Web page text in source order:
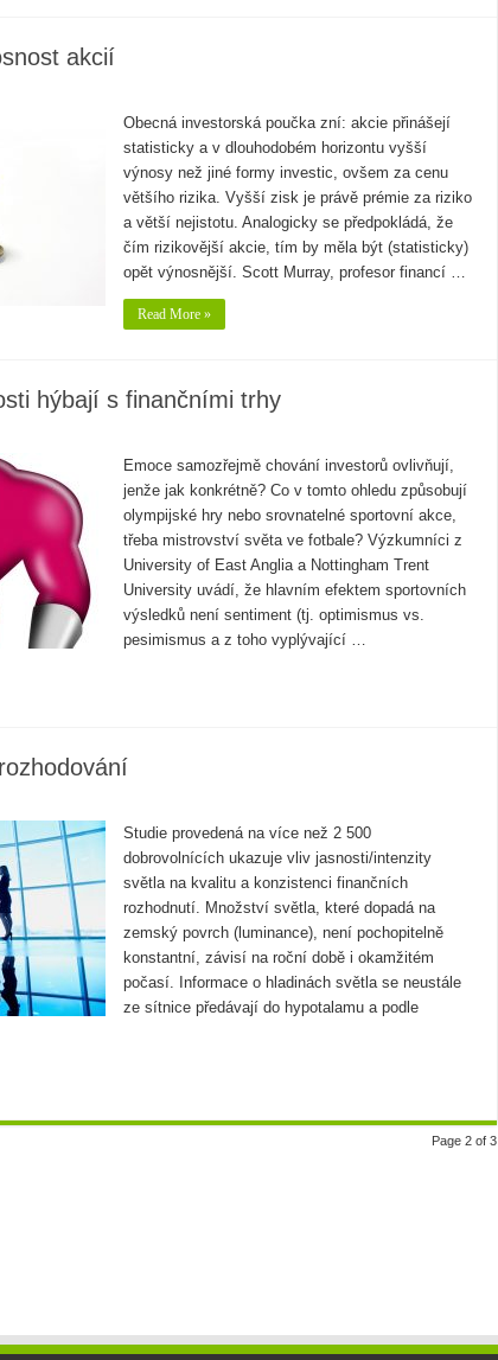
akcií
Obecná investorská poučka zní: akcie přinášejí
statisticky a v dlouhodobém horizontu vyšší
výnosy než jiné formy investic, ovšem za cenu
většího rizika. Vyšší zisk je právě prémie za riziko
a větší nejistotu. Analogicky se předpokládá, že
čím rizikovější akcie, tím by měla být (statisticky)
opět výnosnější. Scott Murray, profesor financí …
Read More »
hýbají s finančními trhy
Emoce samozřejmě chování investorů ovlivňují,
jenže jak konkrétně? Co v tomto ohledu způsobují
olympijské hry nebo srovnatelné sportovní akce,
třeba mistrovství světa ve fotbale? Výzkumníci z
University of East Anglia a Nottingham Trent
University uvádí, že hlavním efektem sportovních
výsledků není sentiment (tj. optimismus vs.
pesimismus a z toho vyplývající …
Studie provedená na více než 2 500
dobrovolnících ukazuje vliv jasnosti/intenzity
světla na kvalitu a konzistenci finančních
rozhodnutí. Množství světla, které dopadá na
zemský povrch (luminance), není pochopitelně
konstantní, závisí na roční době i okamžitém
počasí. Informace o hladinách světla se neustále
ze sítnice předávají do hypotalamu a podle
Page 2 of 3